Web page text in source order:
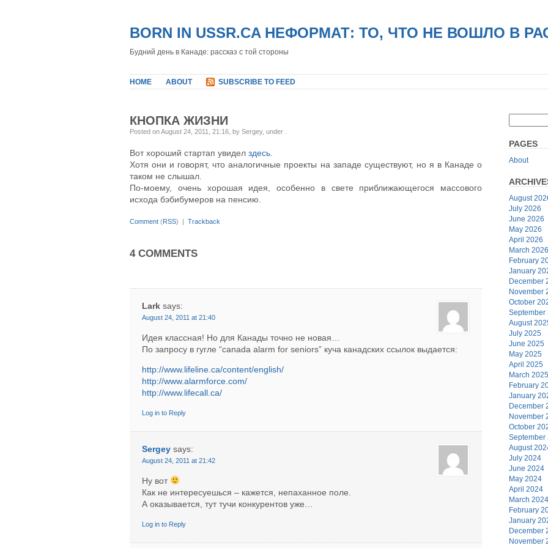
BORN IN USSR.CA НЕФОРМАТ: ТО, ЧТО НЕ ВОШЛО В
Будний день в Канаде: рассказ с той стороны
HOME ABOUT SUBSCRIBE TO FEED
КНОПКА ЖИЗНИ
Posted on August 24, 2011, 21:16, by Sergey, under
Вот хороший стартап увидел здесь
Хотя они и говорят, что аналогичные проекты на западе существуют, но я в Канаде о
таком не слышал.
По-моему, очень хорошая идея, особенно в свете приближающегося массового
исхода бэбибумеров на пенсию.
Comment (RSS) | Trackback
4 COMMENTS
Lark says:
August 24, 2011 at 21:40
Идея классная! Но для Канады точно не новая…
По запросу в гугле “canada alarm for seniors” куча канадских ссылок выдается:
http://www.lifeline.ca/content/english/
http://www.alarmforce.com/
http://www.lifecall.ca/
Log in to Reply
Sergey says:
August 24, 2011 at 21:42
Ну вот
Как не интересуешься – кажется, непаханное поле.
А оказывается, тут тучи конкурентов уже…
Log in to Reply
PAGES
About
August
July 2026
June 2026
May 2026
April 2026
March 2026
February
January
December
November
October
September
August
July 2025
June 2025
May 2025
April 2025
March 2025
February
January
December
November
October
September
August
July 2024
June 2024
May 2024
April 2024
March 2024
February
January
December
November